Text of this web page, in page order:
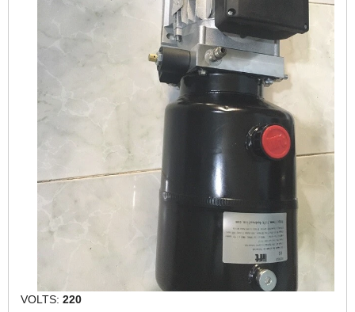
VOLTS: 220